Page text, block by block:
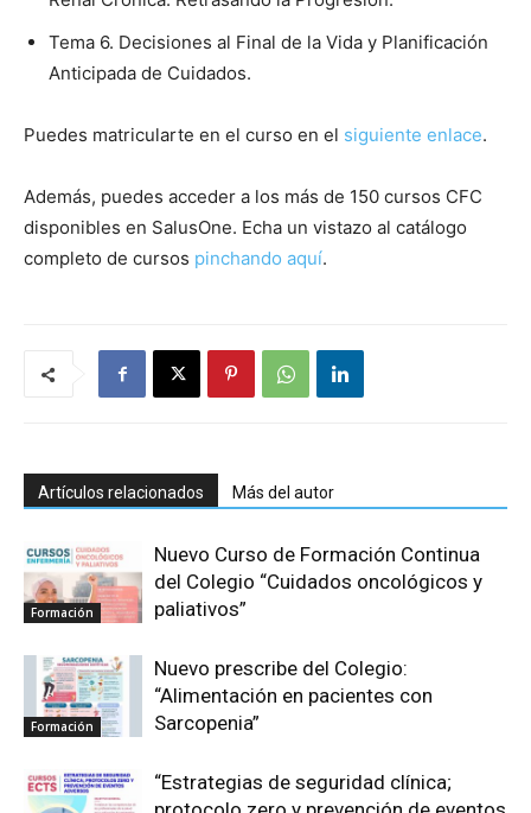
Tema 6. Decisiones al Final de la Vida y Planificación
Anticipada de Cuidados.
Puedes matricularte en el curso en el siguiente enlace.
Además, puedes acceder a los más de 150 cursos CFC
disponibles en SalusOne. Echa un vistazo al catálogo
completo de cursos pinchando aquí.
Artículos relacionados Más del autor
Formación
Nuevo Curso de Formación Continua
del Colegio “Cuidados oncológicos y
paliativos”
Formación
Nuevo prescribe del Colegio:
“Alimentación en pacientes con
Sarcopenia”
“Estrategias de seguridad clínica;